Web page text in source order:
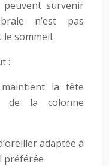
peuvent survenir
n’est pas
sommeil.
:
la tête
de la colonne
adaptée à
préférée